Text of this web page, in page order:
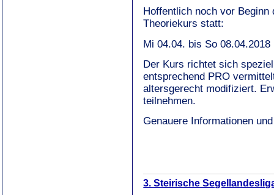
Hoffentlich noch vor
Theoriekurs statt:
Mi 04.04. bis So
Der Kurs richtet sich
entsprechend PRO
altersgerecht modifiziert.
teilnehmen.
Genauere Informationen
3. Steirische